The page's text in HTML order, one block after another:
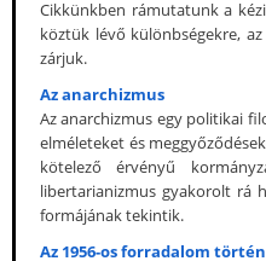
Cikkünkben rámutatunk a
köztük lévő különbségekre,
zárjuk.
Az anarchizmus
Az anarchizmus egy politikai
elméleteket és
kötelező érvényű
libertarianizmus gyakorolt rá
formájának tekintik.
Az 1956-os forradalom